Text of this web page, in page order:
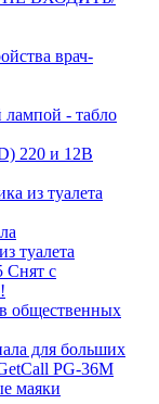
врач-
- табло
220 и 12В
из туалета
туалета
Снят с
общественных
для больших
PG-36M
маяки